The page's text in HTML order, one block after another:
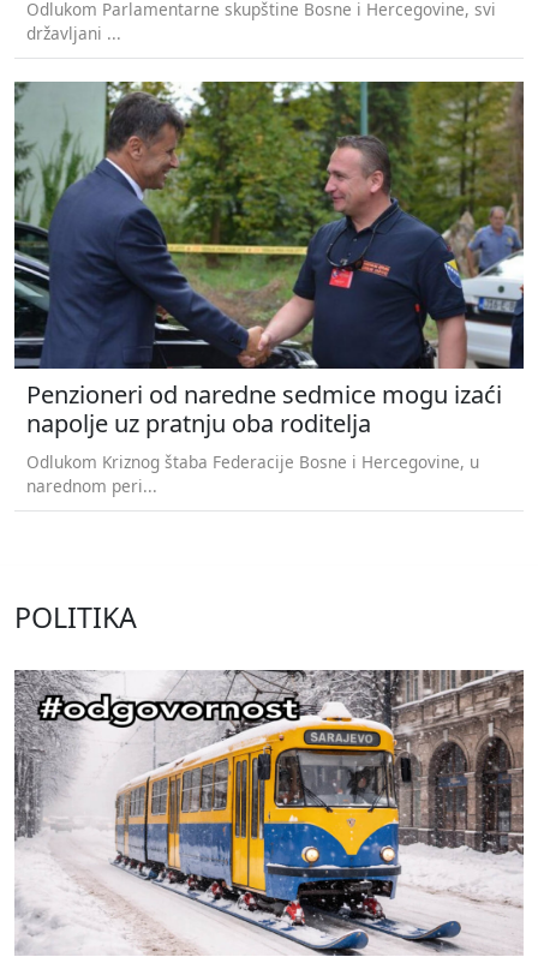
Odlukom Parlamentarne skupštine Bosne i Hercegovine, svi
državljani ...
Penzioneri od naredne sedmice mogu izaći
napolje uz pratnju oba roditelja
Odlukom Kriznog štaba Federacije Bosne i Hercegovine, u
narednom peri...
POLITIKA